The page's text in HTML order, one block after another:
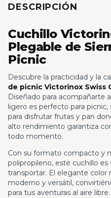
DESCRIPCIÓN
Cuchillo
Plegable de
Picnic
Descubre la practicidad y la
de picnic Victorinox Swiss
Diseñado para acompañarte
ligero es perfecto para
para disfrutar frutas y pan
alto rendimiento garantiza
todo momento.
Con su formato compacto y
polipropileno, este cuchillo
transportar. El elegante
moderno y versátil,
para tus aventuras al aire libre.